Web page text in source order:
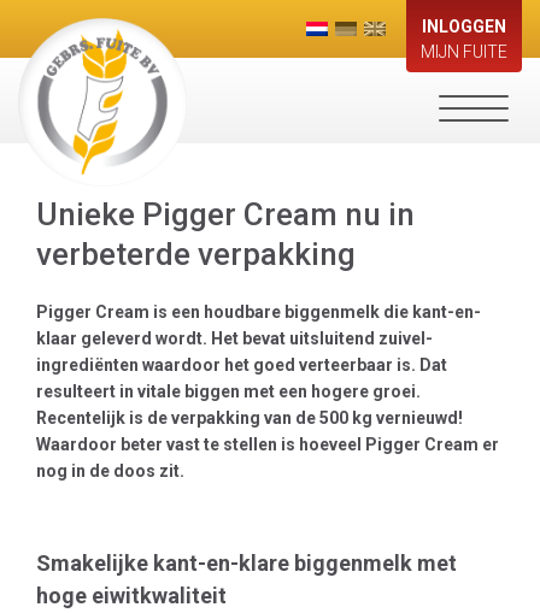
INLOGGEN
MIJN FUITE
Toggle
Unieke Pigger Cream nu in
verbeterde verpakking
Pigger Cream is een houdbare biggenmelk die kant-en-
klaar geleverd wordt. Het bevat uitsluitend zuivel-
ingrediënten waardoor het goed verteerbaar is. Dat
resulteert in vitale biggen met een hogere groei.
Recentelijk is de verpakking van de 500 kg vernieuwd!
Waardoor beter vast te stellen is hoeveel Pigger Cream er
nog in de doos zit.
Smakelijke kant-en-klare biggenmelk met
hoge eiwitkwaliteit